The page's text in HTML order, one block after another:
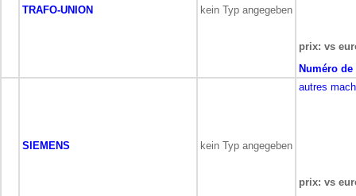
TRAFO-UNION kein Typ angegeben
prix: vs
Numéro
SIEMENS kein Typ angegeben
autres
prix: vs